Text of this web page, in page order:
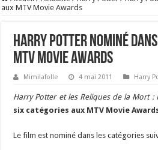
aux MTV Movie Awards
Harry Potter nominé
MTV Movie Awards
Mimilafolle 4 mai 2011 Harry
Harry Potter et les Reliques de la Mort :
six catégories aux MTV Movie
Le film est nominé dans les catégories